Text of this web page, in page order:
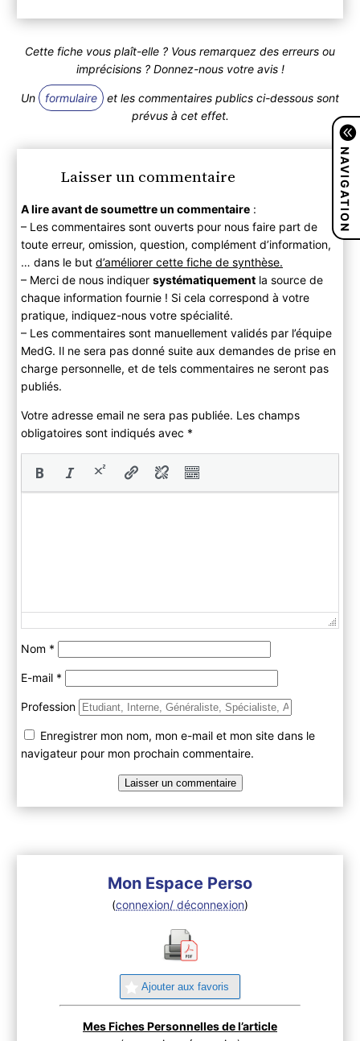
Cette fiche vous plaît-elle ? Vous remarquez des erreurs ou
imprécisions ? Donnez-nous votre avis !
Un formulaire
et les commentaires publics ci-dessous sont
prévus à cet effet.
Laisser un commentaire
A lire avant de soumettre un commentaire:
– Les commentaires sont ouverts pour nous faire part de
toute erreur, omission, question, complément d’information,
… dans le but d’améliorer cette fiche de synthèse.
– Merci de nous indiquer systématiquementla source de
chaque information fournie ! Si cela correspond à votre
pratique, indiquez-nous votre spécialité.
– Les commentaires sont manuellement validés par l’équipe
MedG. Il ne sera pas donné suite aux demandes de prise en
charge personnelle, et de tels commentaires ne seront pas
publiés.
Votre adresse email ne sera pas publiée. Les champs
obligatoires sont indiqués avec *
Nom *
E-mail *
Profession
Enregistrer mon nom, mon e-mail et mon site dans le
navigateur pour mon prochain commentaire.
Mon Espace Perso
(connexion/ déconnexion)
Ajouter aux favoris
Mes Fiches Personnelles de l’article
NAVIGATION